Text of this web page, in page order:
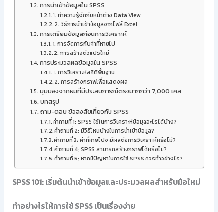
การนำเข้าข้อมูลใน SPSS
1. ทำความรู้จักกับหน้าต่าง Data View
2. วิธีการนำเข้าข้อมูลจากไฟล์ Excel
การเตรียมข้อมูลก่อนการวิเคราะห์
1. การจัดการกับค่าที่หายไป
2. การสร้างตัวแปรใหม่
การประมวลผลข้อมูลใน SPSS
1. การวิเคราะห์สถิติพื้นฐาน
2. การสร้างกราฟเพื่อแสดงผล
มุมมองจากผมที่มีประสบการณ์ตรงมากกว่า 7,000 เคส
บทสรุป
ถาม-ตอบ ข้อสงสัยเกี่ยวกับ SPSS
คำถามที่ 1: SPSS ใช้ในการวิเคราะห์ข้อมูลอะไรได้บ้าง?
คำถามที่ 2: มีวิธีไหนบ้างในการนำเข้าข้อมูล?
คำถามที่ 3: ค่าที่หายไปจะมีผลต่อการวิเคราะห์หรือไม่?
คำถามที่ 4: SPSS สามารถสร้างกราฟได้หรือไม่?
คำถามที่ 5: หากมีปัญหาในการใช้ SPSS ควรทำอย่างไร?
SPSS 101: เริ่มต้นนำเข้าข้อมูลและประมวลผลสำหรับมือใหม่
ทำอย่างไรให้การใช้ SPSS เป็นเรื่องง่าย